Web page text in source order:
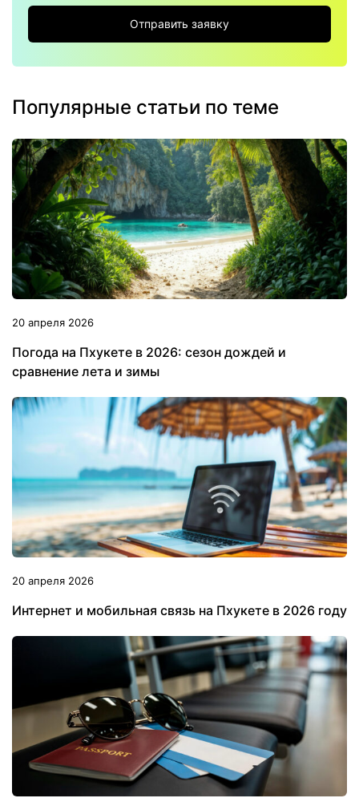
Отправить заявку
Популярные статьи по теме
20 апреля 2026
Погода на Пхукете в 2026: сезон дождей и
сравнение лета и зимы
20 апреля 2026
Интернет и мобильная связь на Пхукете в 2026 году